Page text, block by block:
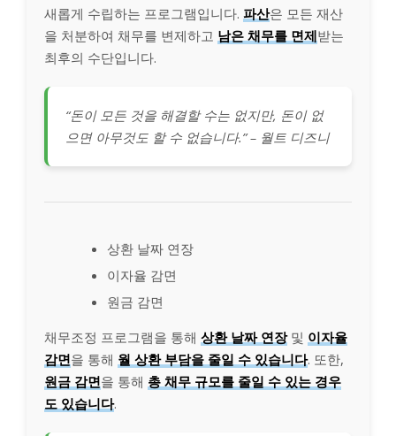
새롭게 수립하는 프로그램입니다. 파산은 모든 재산
을 처분하여 채무를 변제하고 남은 채무를 면제받는
최후의 수단입니다.
“돈이 모든 것을 해결할 수는 없지만, 돈이 없
으면 아무것도 할 수 없습니다.” – 월트 디즈니
상환 날짜 연장
이자율 감면
원금 감면
채무조정 프로그램을 통해 상환 날짜 연장및 이자율
감면을 통해 월 상환 부담을 줄일 수 있습니다. 또한,
원금 감면을 통해 총 채무 규모를 줄일 수 있는 경우
도 있습니다.